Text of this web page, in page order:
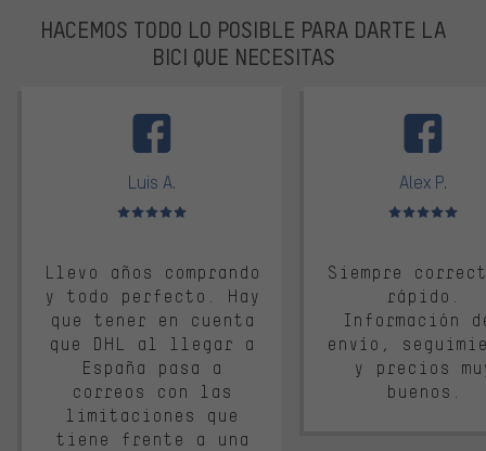
HACEMOS TODO LO POSIBLE PARA DARTE LA
BICI QUE NECESITAS
Luis A.
Valoración media: 5 de 5
Llevo años comprando
y todo perfecto. Hay
que tener en cuenta
que DHL al llegar a
España pasa a
correos con las
limitaciones que
tiene frente a una
Alex P.
Valoración
Siempre
rápido.
Información
envío,
y precios
buenos.